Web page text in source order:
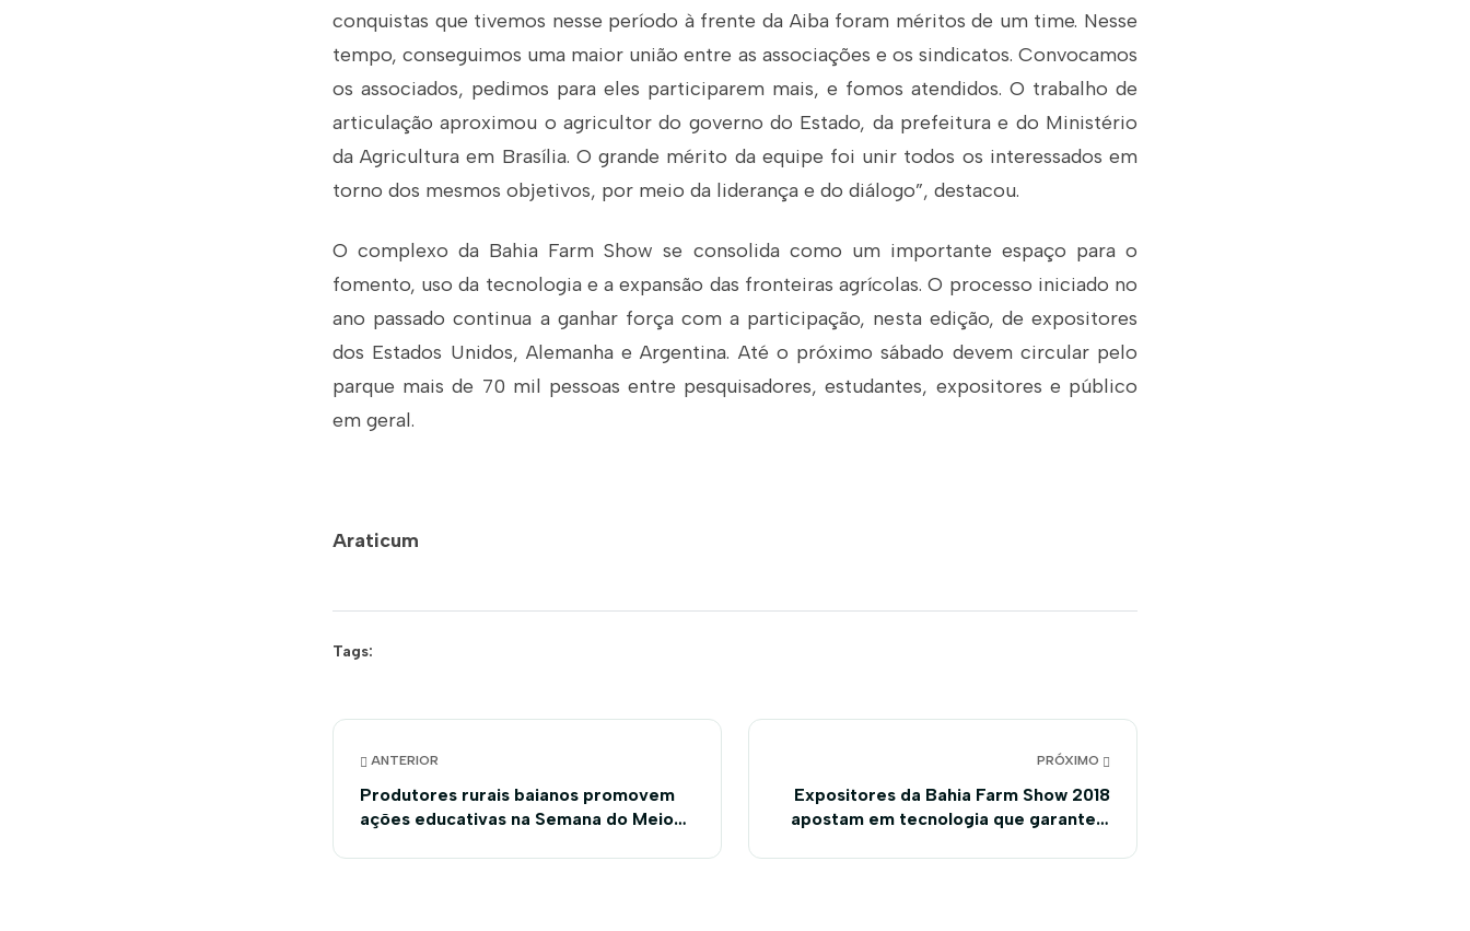
conquistas que tivemos nesse período à frente da Aiba foram méritos de um time. Nesse
tempo, conseguimos uma maior união entre as associações e os sindicatos. Convocamos
os associados, pedimos para eles participarem mais, e fomos atendidos. O trabalho de
articulação aproximou o agricultor do governo do Estado, da prefeitura e do Ministério
da Agricultura em Brasília. O grande mérito da equipe foi unir todos os interessados em
torno dos mesmos objetivos, por meio da liderança e do diálogo”, destacou.
O complexo da Bahia Farm Show se consolida como um importante espaço para o
fomento, uso da tecnologia e a expansão das fronteiras agrícolas. O processo iniciado no
ano passado continua a ganhar força com a participação, nesta edição, de expositores
dos Estados Unidos, Alemanha e Argentina. Até o próximo sábado devem circular pelo
parque mais de 70 mil pessoas entre pesquisadores, estudantes, expositores e público
em geral.
Araticum
Tags:
ANTERIOR
Produtores rurais baianos promovem
ações educativas na Semana do Meio
PRÓXIMO
Expositores da Bahia Farm Show 2018
apostam em tecnologia que garante a